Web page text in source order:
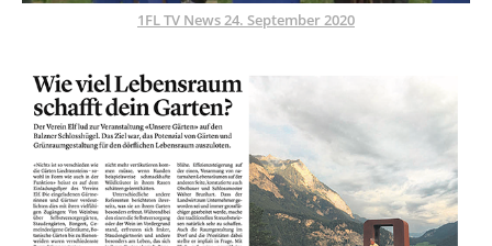
1FL TV​​​​​​​ News 24. September 2020